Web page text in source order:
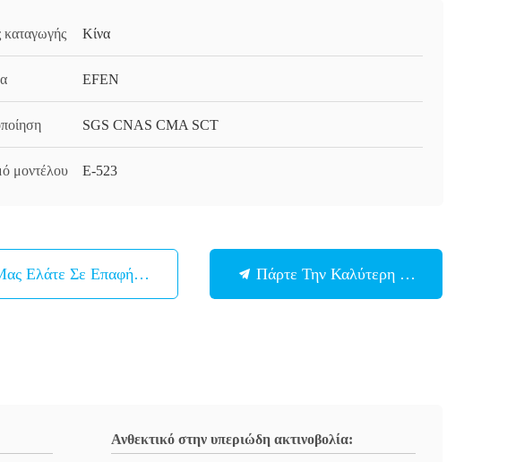
καταγωγής Κίνα
EFEN
SGS CNAS CMA SCT
μοντέλου Ε-523
Ελάτε Σε Επαφή Με Πάρτε Την Καλύτερη Τιμή
Ανθεκτικό στην υπεριώδη ακτινοβολία: